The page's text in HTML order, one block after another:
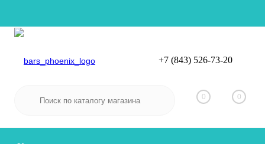
Вход
+7 (843) 526-73-20
0 0